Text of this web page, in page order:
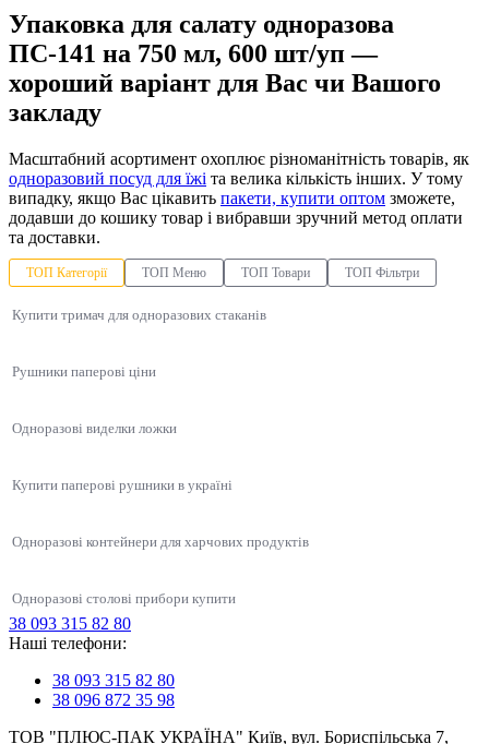
Упаковка для салату одноразова
ПС-141 на 750 мл, 600 шт/уп —
хороший варіант для Вас чи Вашого
закладу
Масштабний асортимент охоплює різноманітність товарів, як
одноразовий посуд для їжі та велика кількість інших. У тому
випадку, якщо Вас цікавить пакети, купити оптом зможете,
додавши до кошику товар і вибравши зручний метод оплати
та доставки.
ТОП Категорії ТОП Меню ТОП Товари ТОП Фільтри
Купити тримач для одноразових стаканів
Рушники паперові ціни
Одноразові виделки ложки
Купити паперові рушники в україні
Одноразові контейнери для харчових продуктів
Одноразові столові прибори купити
Соусник одноразовий купити
Контейнер для соусу
Упаковка для суші, соусів, WOK
Продукти HoReCa
Соусниці одноразові
Упаковка для лапши (Вок бокс)
Для перших страв
Кришка купольна 960 до полімерного стакану, 1000 шт/уп
Одноразова упаковка для перших страв ПП-115-350дч, 500 шт/уп
Контейнер для супу білий
Упаковка для вітрини кулінарії прозора
38 093 315 82 80
Наші телефони:
38 093 315 82 80
38 096 872 35 98
ТОВ "ПЛЮС-ПАК УКРАЇНА" Київ, вул. Бориспільська 7,